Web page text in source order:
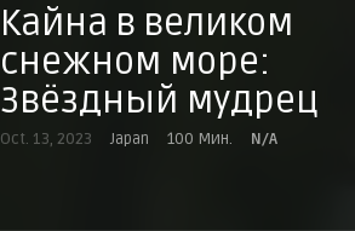
Кайна в великом
снежном море:
Звёздный мудрец
Oct. 13, 2023 Japan 100 Мин. N/A